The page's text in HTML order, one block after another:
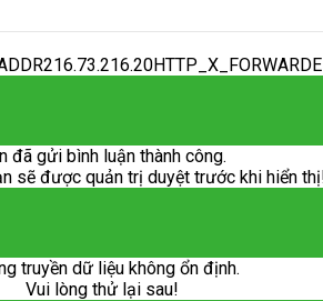
đã gửi bình luận thành công.
sẽ được quản trị duyệt trước khi hiển
truyền dữ liệu không ổn định.
Vui lòng thử lại sau!